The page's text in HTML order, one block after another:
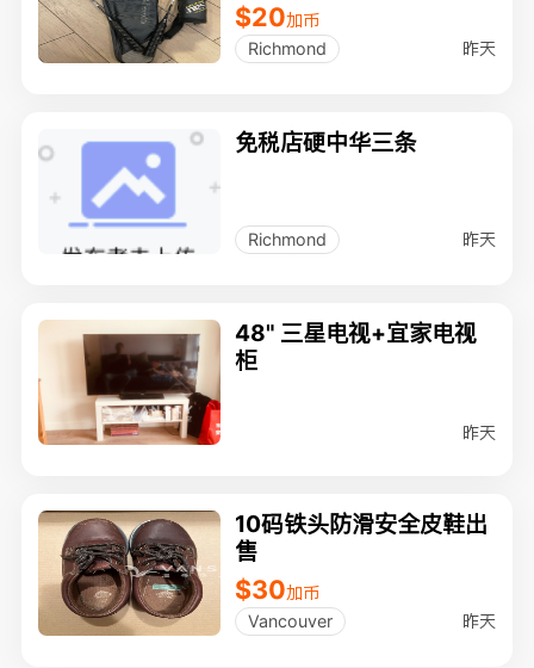
$20加币
Richmond
昨天
免税店硬中华三条
Richmond 昨天
48" 三星电视+宜家电视
柜
昨天
10码铁头防滑安全皮鞋出
售
$30加币
Vancouver
昨天